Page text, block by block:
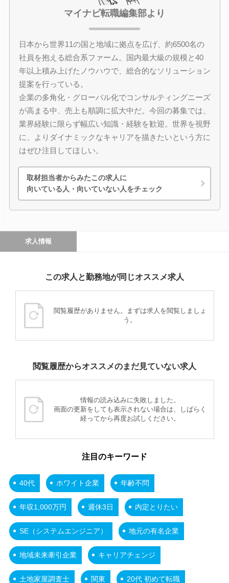
マイナビ転職編集部より
日本から世界11の国と地域に拠点を広げ、約6500名の
社員を抱える総合系ファーム。国内最大級の規模と40
年以上積み上げたノウハウで、総合的なソリューション
提案を行っている。
企業の多角化・グローバル化でコンサルティングニーズ
が高まる中、売上も順調に拡大中だ。今回の募集では、
業界経験に限らず幅広い知識・経験を歓迎。世界を視野
に、よりダイナミックなキャリアを描きたいという方に
はぜひ注目してほしい。
取材担当者からみたこの求人に
向いている人・向いていない人をチェック
求人情報
この求人と勤務地が同じオススメ求人
閲覧履歴がありません。まずは求人を閲覧しましょ
う。
閲覧履歴からオススメのまだ見ていない求人
情報の読み込みに失敗しました。
画面の更新をしても表示されない場合は、しばらく
経ってから再度お試しください。
注目のキーワード
40代 ホワイト企業 年齢不問
年収1,000万円 週休3日 内定とりたい
SE（システムエンジニア） 地元の有名企業
地域未来牽引企業 キャリアチェンジ
土地家屋調査士 関東 20代 初めて転職